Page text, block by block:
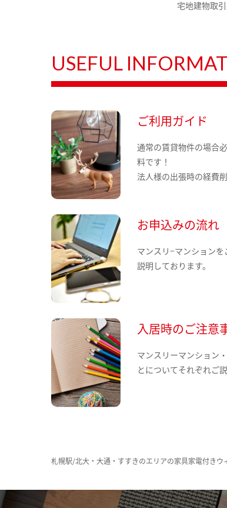
宅地建物取
USEFUL
ご利用ガイド
通常の賃貸物件の場合
料です！
法人様の出張時の経費
お申込みの流れ
マンスリ−マンション
説明しております。
入居時のご注意
マンスリーマンション
とについてそれぞれご
札幌駅/北大・大通・すすきのエリアの家具家電付き